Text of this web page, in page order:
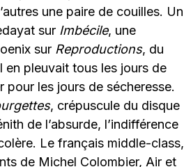
une paire de couilles. Un
sur Imbécile, une
sur Reproductions, du
en pleuvait tous les jours de
pour les jours de sécheresse.
, crépuscule du disque
de l’absurde, l’indifférence
Le français middle-class,
de Michel Colombier, Air et